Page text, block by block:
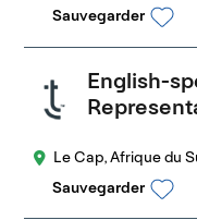
Sauvegarder
English-
Le Cap, Afrique du
Sauvegarder